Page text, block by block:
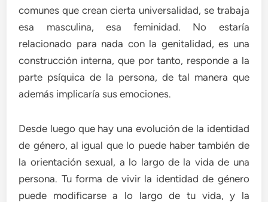
comunes que crean cierta universalidad, se trabaja
esa masculina, esa feminidad. No estaría
relacionado para nada con la genitalidad, es una
construcción interna, que por tanto, responde a la
parte psíquica de la persona, de tal manera que
además implicaría sus emociones.
Desde luego que hay una evolución de la identidad
de género, al igual que lo puede haber también de
la orientación sexual, a lo largo de la vida de una
persona. Tu forma de vivir la identidad de género
puede modificarse a lo largo de tu vida, y la